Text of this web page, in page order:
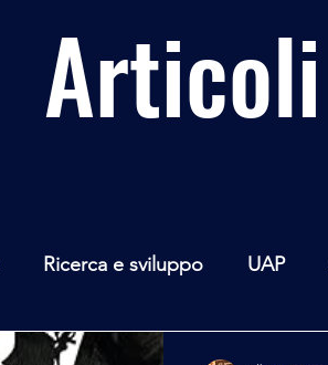
Articoli
Ricerca e sviluppo UAP
Mare Mediterraneo